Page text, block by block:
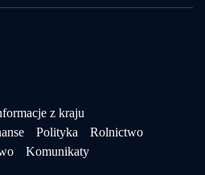
z kraju
Polityka
Rolnictwo
Komunikaty